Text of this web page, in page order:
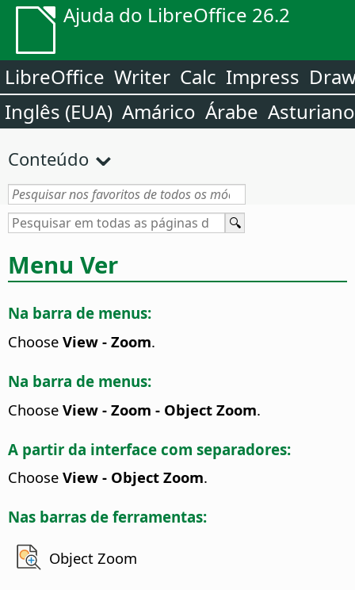
Ajuda do LibreOffice 26.2
LibreOffice Writer Calc Impress
Inglês (EUA) Amárico Árabe Asturiano
Conteúdo
Menu Ver
Na barra de menus:
Choose View - Zoom.
Na barra de menus:
Choose View - Zoom - Object Zoom.
A partir da interface com separadores:
Choose View - Object Zoom.
Nas barras de ferramentas:
Object Zoom